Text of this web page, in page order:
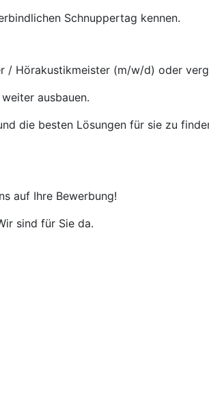
Schnuppertag kennen.
/ Hörakustikmeister (m/w/d) oder
ausbauen.
die besten Lösungen für sie zu
auf Ihre Bewerbung!
sind für Sie da.